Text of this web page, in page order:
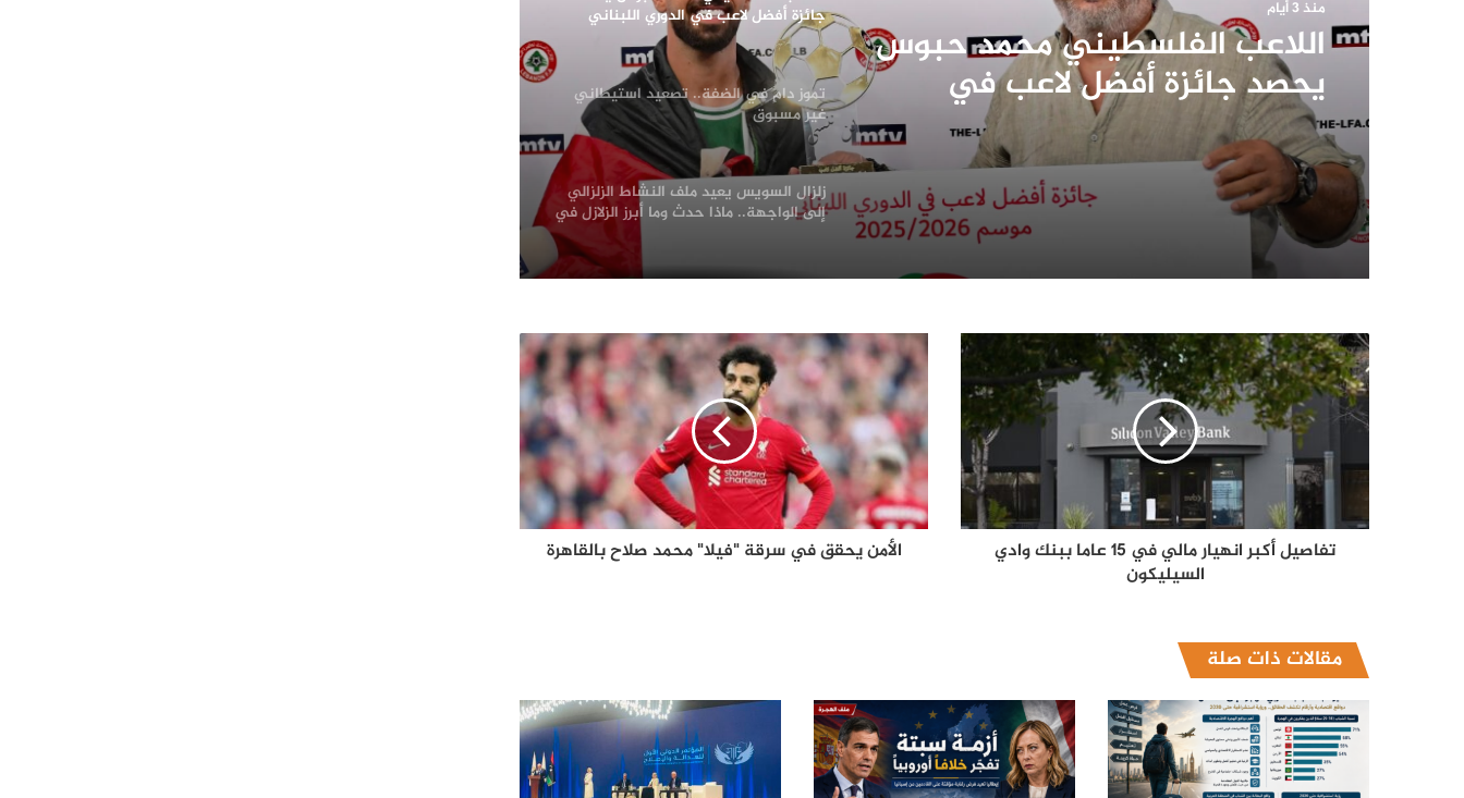
منذ 3 أيام
اللاعب الفلسطيني محمد حبوس
يحصد جائزة أفضل لاعب في
الدوري اللبناني للموسم 2025-
2026
جائزة أفضل لاعب في الدوري اللبناني
للموسم 2025-2026
تموز دامٍ في الضفة.. تصعيد استيطاني
غير مسبوق
زلزال السويس يعيد ملف النشاط الزلزالي
إلى الواجهة.. ماذا حدث وما أبرز الزلازل في
ترامب يعلّق ضرباته ضد إيران.. اتفاق
مرتقب لإنهاء الحرب أم هدنة أخرى قابلة
للانهيار؟
من صفقة الحقوق إلى أزمة قيادة.. هل
اقتربت نهاية إنفانتينو في «فيفا»؟
الاتحادات خطة إنفانتينو لخصخصة قلب
“فيفا”
الصحافة الأجنبية اليوم: تصعيد أميركي
تفاصيل أكبر انهيار مالي في 15 عاما ببنك وادي
السيليكون
الأمن يحقق في سرقة "فيلا" محمد صلاح بالقاهرة
مقالات ذات صلة